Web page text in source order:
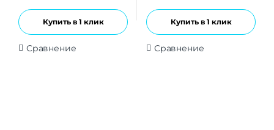
Купить в 1 клик
Сравнение
Купить в 1 клик
Сравнение